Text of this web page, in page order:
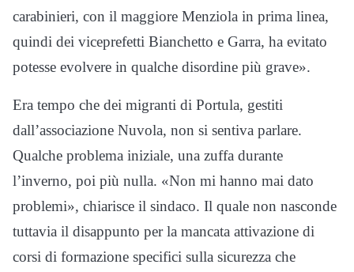
carabinieri, con il maggiore Menziola in prima linea,
quindi dei viceprefetti Bianchetto e Garra, ha evitato
potesse evolvere in qualche disordine più grave».
Era tempo che dei migranti di Portula, gestiti
dall’associazione Nuvola, non si sentiva parlare.
Qualche problema iniziale, una zuffa durante
l’inverno, poi più nulla. «Non mi hanno mai dato
problemi», chiarisce il sindaco. Il quale non nasconde
tuttavia il disappunto per la mancata attivazione di
corsi di formazione specifici sulla sicurezza che